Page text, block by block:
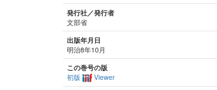
発行社／発行者
文部省
出版年月日
明治8年10月
この巻号の版
初版
Viewer